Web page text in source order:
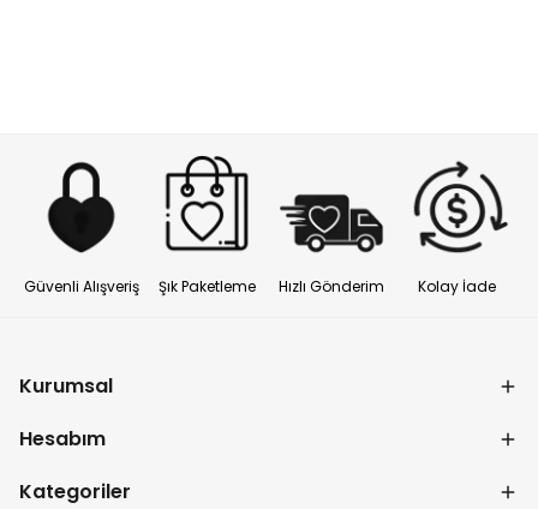
Güvenli Alışveriş Şık Paketleme Hızlı Gönderim Kolay İade
Kurumsal
Hesabım
Kategoriler